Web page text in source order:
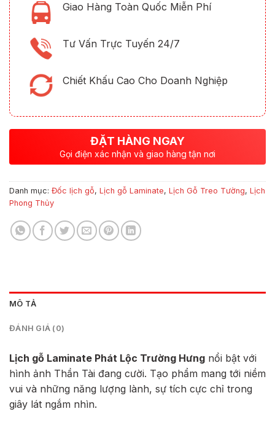
Giao Hàng Toàn Quốc Miễn Phí
Tư Vấn Trực Tuyến 24/7
Chiết Khấu Cao Cho Doanh Nghiệp
ĐẶT HÀNG NGAY
Gọi điện xác nhận và giao hàng tận nơi
Danh mục: Đốc lịch gỗ, Lịch gỗ Laminate, Lịch Gỗ Treo Tường, Lịch
Phong Thủy
MÔ TẢ
ĐÁNH GIÁ (0)
Lịch gỗ Laminate Phát Lộc Trường Hưng nổi bật với
hình ảnh Thần Tài đang cười. Tạo phẩm mang tới niềm
vui và những năng lượng lành, sự tích cực chỉ trong
giây lát ngắm nhìn.